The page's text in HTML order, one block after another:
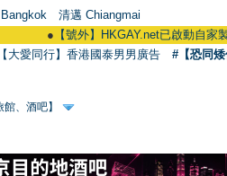
清邁 Chiangmai
【號外】HKGAY.net已啟動自家製
大愛同行】香港國泰男男廣告 #【恐同
、酒吧】